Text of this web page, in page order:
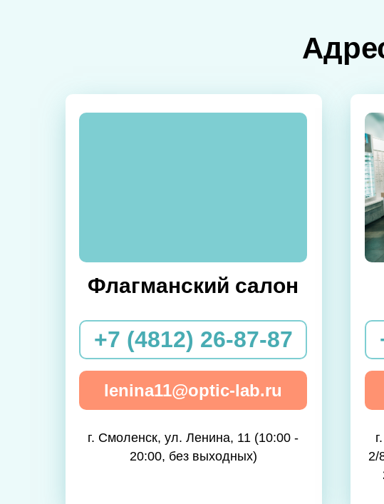
г. Смоленск, ул. Ленина, 11 (10:00 -
20:00, без выходных)
Флагманский салон
+7 (4812) 26-87-87
lenina11@optic-lab.ru
2/